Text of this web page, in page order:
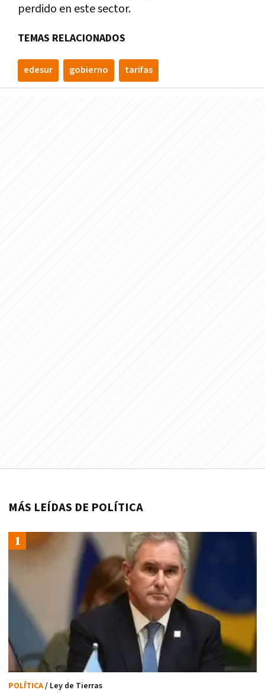
perdido en este sector.
TEMAS RELACIONADOS
edesur gobierno tarifas
MÁS LEÍDAS DE POLÍTICA
POLÍTICA/ Ley de Tierras